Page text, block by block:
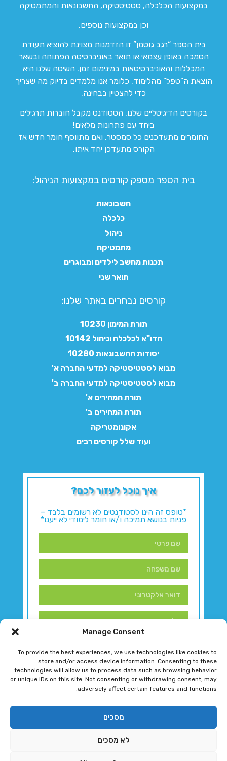
Manage Consent
To provide the best experiences, we use technologies like cookies to
store and/or access device information. Consenting to these
technologies will allow us to process data such as browsing behavior
or unique IDs on this site. Not consenting or withdrawing consent, may
adversely affect certain features and functions.
מסכים
לא מסכים
במקצועות הכלכלה, סטטיסטיקה, החשבונאות והמתמטיקה
וכן במקצועות נוספים.
בית הספר “רגב גוטמן” זו הזדמנות מצוינת להוציא תעודת
הסמכה באופן עצמאי או תואר באוניברסיטה הפתוחה ובשאר
המכללות והאוניברסיטאות במינימום זמן. השיטה שלנו היא
הוצאת ה”טפל” מהלימוד. כלומר אנו מלמדים בדיוק מה שצריך
כדי להצטיין בבחינה.
בקורסים הדיגיטליים שלנו, הסטודנט מקבל חוברות תרגילים
ביחד עם פתרונות מלאים!
החומרים מתעדכנים כל סמסטר, ואם מתווסף חומר חדש אז
הקורס מתעדכן יחד איתו.
בית הספר מספק קורסים במקצועות הניהול:
חשבונאות
כלכלה
ניהול
מתמטיקה
תכנות מחשב לילדים ומבוגרים
תואר שני
קורסים נבחרים באתר שלנו:​
תורת המימון 10230
חדו"א לכלכלה וניהול 10142
יסודות החשבונאות 10280
מבוא לסטטיסטיקה למדעי החברה א'
מבוא לסטטיסטיקה למדעי החברה ב'
תורת המחירים א'
תורת המחירים ב'
אקונומטריקה
ועוד שלל קורסים רבים
איך נוכל לעזור לכם?
*טופס זה הינו לסטודנטים לא רשומים בלבד –
פניות בנושא תמיכה ו/או חומר לימודי לא ייענו*